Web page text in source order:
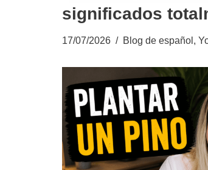
significados
17/07/2026 Blog de español